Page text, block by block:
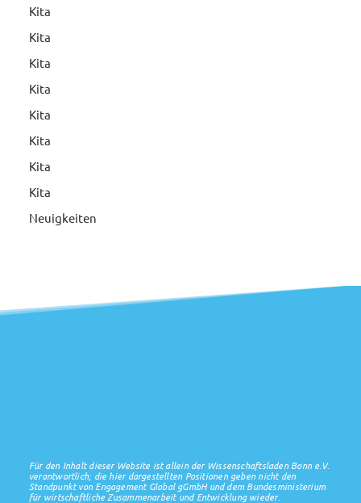
Kita
Kita
Kita
Kita
Kita
Kita
Kita
Kita
Neuigkeiten
Für den Inhalt dieser Website ist allein der Wissenschaftsladen Bonn e.V.
verantwortlich; die hier dargestellten Positionen geben nicht den
Standpunkt von Engagement Global gGmbH und dem Bundesministerium
für wirtschaftliche Zusammenarbeit und Entwicklung wieder.